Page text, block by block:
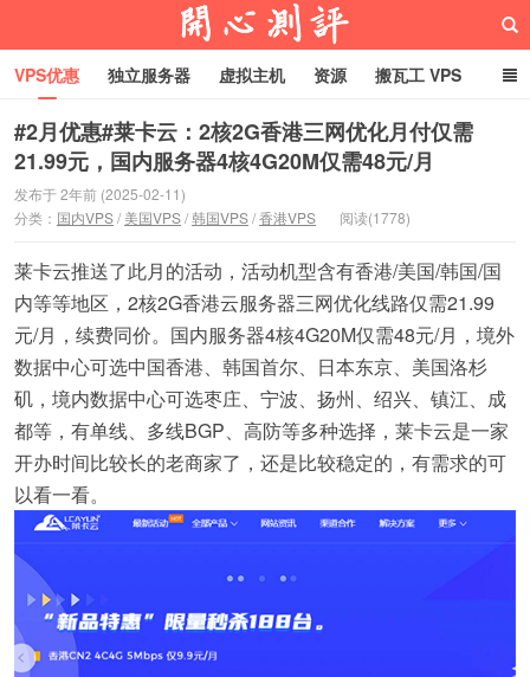
VPS优惠 独立服务器 虚拟主机 资源 搬瓦工 VPS
折腾VPS 真实测评 Hostloc趣闻 域名
RackNerd促销套餐
#2月优惠#莱卡云：2核2G香港三网优化月付仅需
21.99元，国内服务器4核4G20M仅需48元/月
发布于 2年前 (2025-02-11)
分类： 国内VPS/ 美国VPS/韩国VPS/香港VPS 阅读(1778)
莱卡云推送了此月的活动，活动机型含有香港/美国/韩国/国
内等等地区，2核2G香港云服务器三网优化线路仅需21.99
元/月，续费同价。国内服务器4核4G20M仅需48元/月，境外
数据中心可选中国香港、韩国首尔、日本东京、美国洛杉
矶，境内数据中心可选枣庄、宁波、扬州、绍兴、镇江、成
都等，有单线、多线BGP、高防等多种选择，莱卡云是一家
开办时间比较长的老商家了，还是比较稳定的，有需求的可
以看一看。